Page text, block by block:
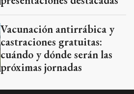
Vacunación antirrábica y
castraciones gratuitas:
cuándo y dónde serán las
próximas jornadas